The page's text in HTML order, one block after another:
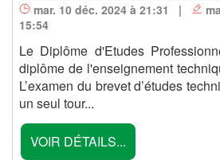
mar. 10 déc. 2024 à 21:31 |
15:54
Le Diplôme d'Etudes
diplôme de l'enseignement
L’examen du brevet d’études
un seul tour...
VOIR DÉTAILS...